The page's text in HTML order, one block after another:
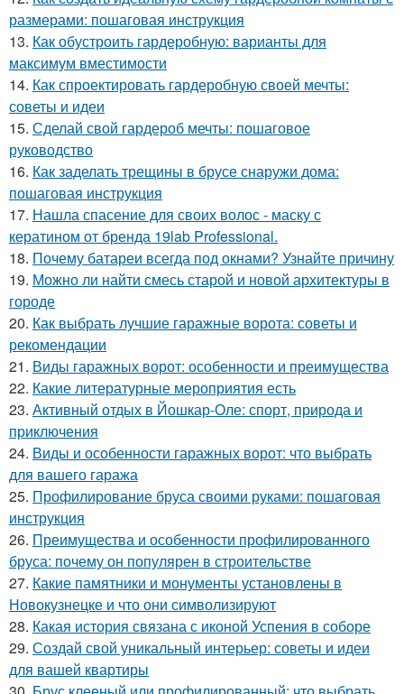
размерами: пошаговая инструкция
13. Как обустроить гардеробную: варианты для
максимум вместимости
14. Как спроектировать гардеробную своей мечты:
советы и идеи
15. Сделай свой гардероб мечты: пошаговое
руководство
16. Как заделать трещины в брусе снаружи дома:
пошаговая инструкция
17. Нашла спасение для своих волос - маску с
кератином от бренда 19lab Professional.
18. Почему батареи всегда под окнами? Узнайте причину
19. Можно ли найти смесь старой и новой архитектуры в
городе
20. Как выбрать лучшие гаражные ворота: советы и
рекомендации
21. Виды гаражных ворот: особенности и преимущества
22. Какие литературные мероприятия есть
23. Активный отдых в Йошкар-Оле: спорт, природа и
приключения
24. Виды и особенности гаражных ворот: что выбрать
для вашего гаража
25. Профилирование бруса своими руками: пошаговая
инструкция
26. Преимущества и особенности профилированного
бруса: почему он популярен в строительстве
27. Какие памятники и монументы установлены в
Новокузнецке и что они символизируют
28. Какая история связана с иконой Успения в соборе
29. Создай свой уникальный интерьер: советы и идеи
для вашей квартиры